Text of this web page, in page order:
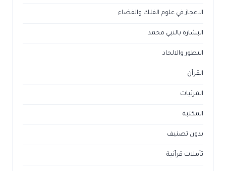
الاعجاز في علوم الفلك والفضاء
البشارة بالنبي محمد
التطور والالحاد
القرآن
المرئيات
المكتبة
بدون تصنيف
تأملات قرآنية